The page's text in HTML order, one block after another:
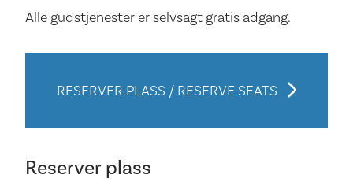
Alle gudstjenester er selvsagt gratis adgang.
RESERVER PLASS / RESERVE SEATS
Reserver plass